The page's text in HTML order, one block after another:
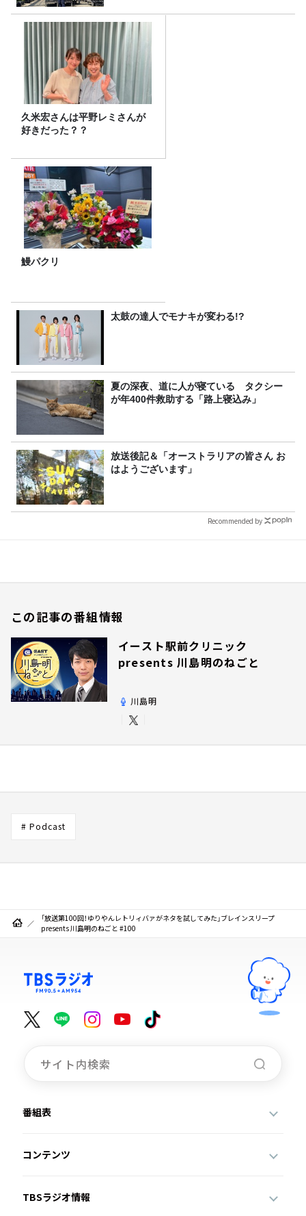
久米宏さんは平野レミさんが
好きだった？？
鰻パクリ
太鼓の達人でモナキが変わる!?
夏の深夜、道に人が寝ている タクシー
が年400件救助する「路上寝込み」
放送後記＆「オーストラリアの皆さん お
はようございます」
Recommended by
この記事の番組情報
イースト駅前クリニック
presents 川島明のねごと
川島明
# Podcast
「放送第100回！ゆりやんレトリィバァがネタを試してみた」ブレインスリープ
presents 川島明のねごと #100
番組表
コンテンツ
TBSラジオ情報